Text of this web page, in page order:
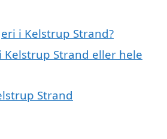
i Kelstrup Strand?
Strand eller hele
Strand